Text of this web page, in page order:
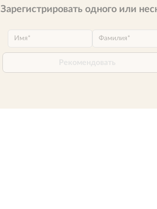
Зарегистрировать одного или
Рекомендовать